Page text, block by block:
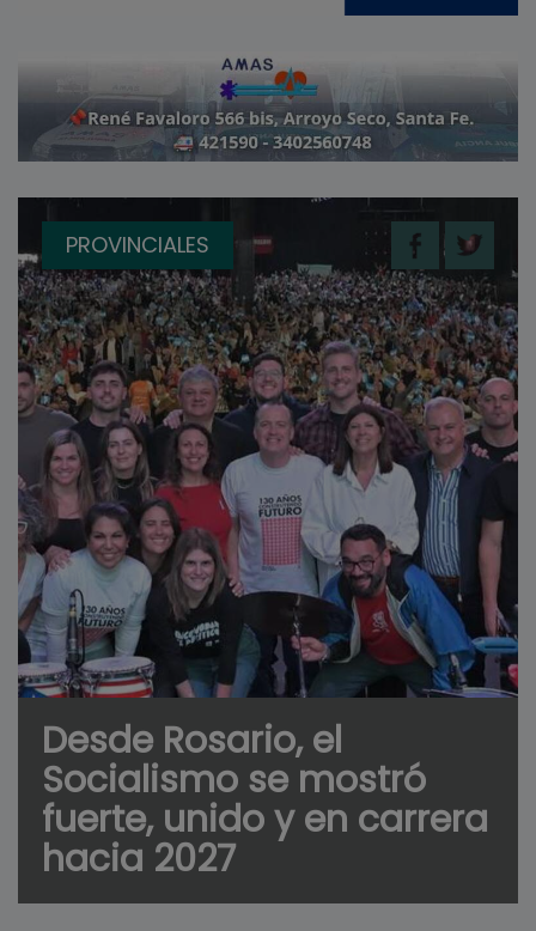
PROVINCIALES
Desde Rosario, el
Socialismo se mostró
fuerte, unido y en carrera
hacia 2027